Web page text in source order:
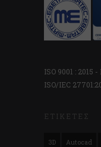
ISO 9001 : 2015
ISO/IEC
ΕΤΙΚΈΤΕΣ
3D Autocad